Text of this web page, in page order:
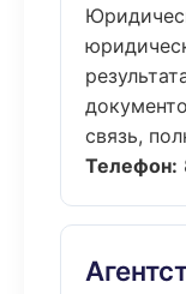
связь,
Телефон: